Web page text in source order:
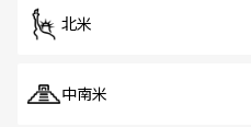
北米
中南米